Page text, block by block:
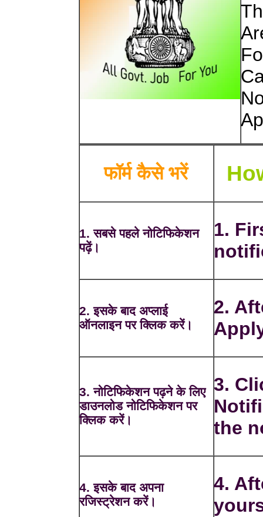
फॉर्म कैसे भरें
1. सबसे पहले नोटिफिकेशन
पढ़ें।
1.
2. इसके बाद अप्लाई
ऑनलाइन पर क्लिक करें।
2.
3. नोटिफिकेशन पढ़ने के लिए
डाउनलोड नोटिफिकेशन पर
क्लिक करें।
3.
the
4. इसके बाद अपना
रजिस्ट्रेशन करें।
4.